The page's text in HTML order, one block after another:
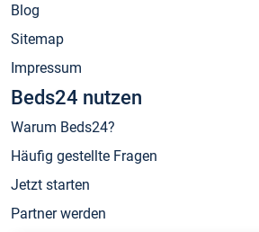
Blog
Sitemap
Impressum
Beds24 nutzen
Warum Beds24?
Häufig gestellte Fragen
Jetzt starten
Partner werden